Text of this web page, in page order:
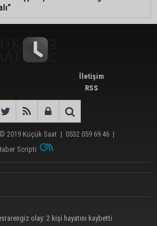
İletişim
RSS
© 2019 Küçük Saat | 0532 059 69 46 |
Scripti
olay: 2 kişi hayatını kaybetti